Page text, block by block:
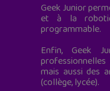
Geek Junior
et à la
programmable.
Enfin, Geek
mais aussi des
(collège, lycée).